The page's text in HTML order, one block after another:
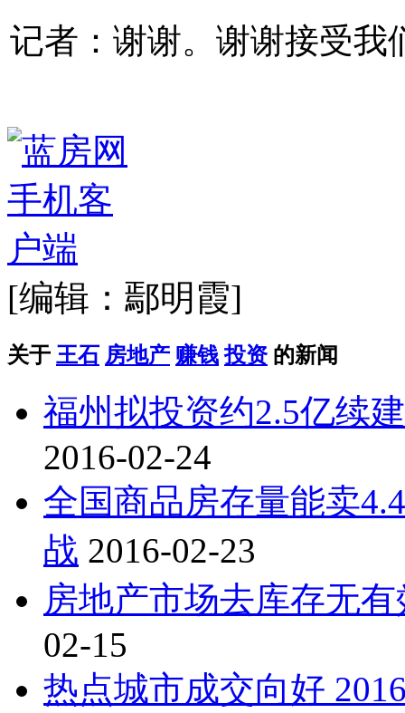
记者：谢谢。谢谢接受我
[编辑：鄢明霞]
关于 王石 房地产 赚钱 投资 的新闻
福州拟投资约2.5亿续
2016-02-24
全国商品房存量能卖
战 2016-02-23
房地产市场去库存无
02-15
热点城市成交向好